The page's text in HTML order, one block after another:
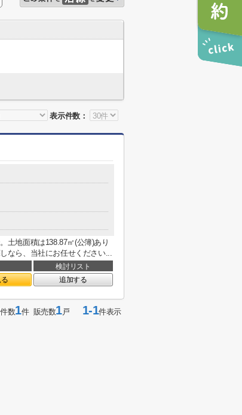
表示件数：
土地面積は138.87㎡(公簿)あり
なら、当社にお任せください...
検討リスト
追加する
数1件 販売数1戸 1-1件表示